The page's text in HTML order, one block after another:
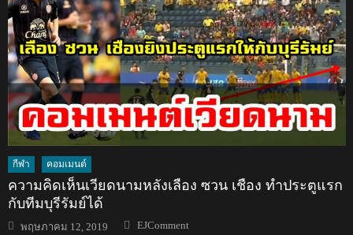
กีฬา คอมเมนต์
ความคิดเห็นเวียดนามหลังเลือง ซวน เชือง ทำประตูแรก
กับทีมบุรีรัมย์ได้
Posted
พฤษภาคม 12, 2019 Author
EJComment